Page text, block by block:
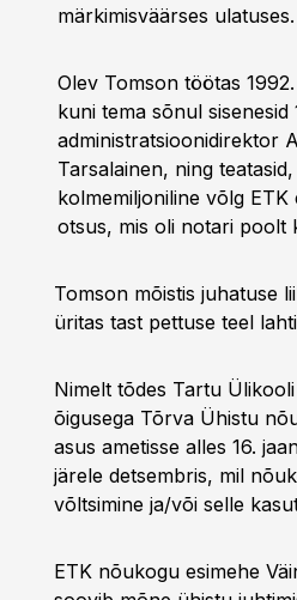
märkimisväärses ulatuses.
Olev Tomson töötas
kuni tema sõnul
administratsioonidirektor
Tarsalainen, ning
kolmemiljoniline võlg
otsus, mis oli notari poolt
Tomson mõistis juhatuse
üritas tast pettuse teel
Nimelt tõdes Tartu
õigusega Tõrva Ühistu
asus ametisse alles 16.
järele detsembris, mil
võltsimine ja/või selle
ETK nõukogu esimehe